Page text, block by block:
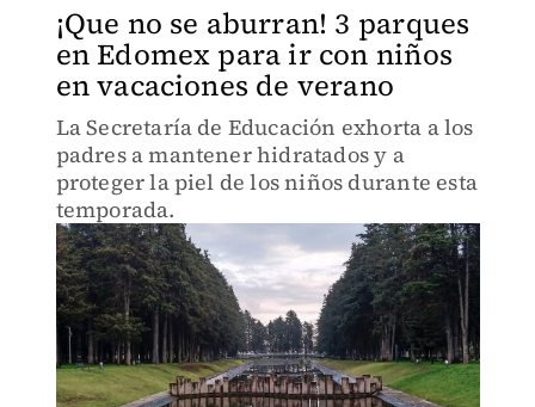
¡Que no se aburran! 3 parques
en Edomex para ir con niños
en vacaciones de verano
La Secretaría de Educación exhorta a los
padres a mantener hidratados y a
proteger la piel de los niños durante esta
temporada.